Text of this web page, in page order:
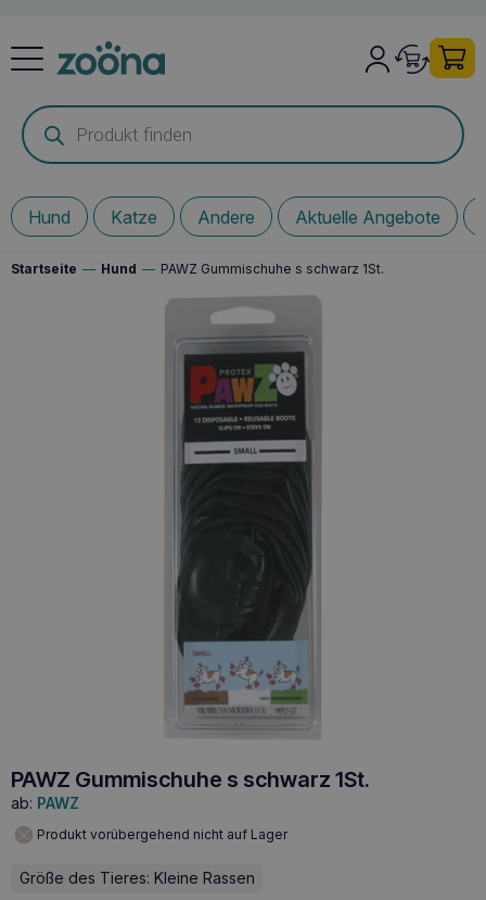
Products
search
Hund Katze Andere Aktuelle Angebote
Startseite — Hund — PAWZ Gummischuhe s schwarz 1St.
PAWZ Gummischuhe s schwarz 1St.
ab: PAWZ
Produkt vorübergehend nicht auf Lager
Größe des Tieres: Kleine Rassen